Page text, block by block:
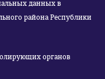
данных в
района Республики
органов